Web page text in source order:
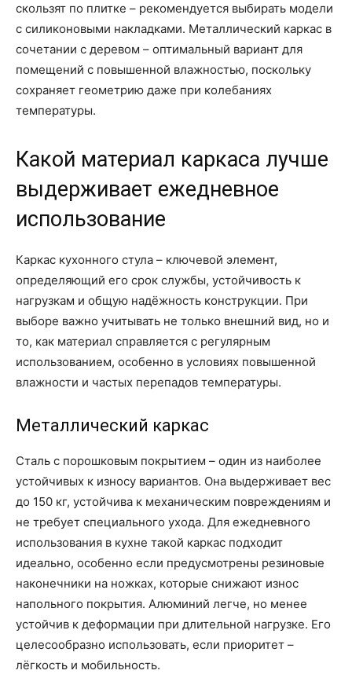
скользят по плитке – рекомендуется выбирать модели
с силиконовыми накладками. Металлический каркас в
сочетании с деревом – оптимальный вариант для
помещений с повышенной влажностью, поскольку
сохраняет геометрию даже при колебаниях
температуры.
Какой материал каркаса лучше
выдерживает ежедневное
использование
Каркас кухонного стула – ключевой элемент,
определяющий его срок службы, устойчивость к
нагрузкам и общую надёжность конструкции. При
выборе важно учитывать не только внешний вид, но и
то, как материал справляется с регулярным
использованием, особенно в условиях повышенной
влажности и частых перепадов температуры.
Металлический каркас
Сталь с порошковым покрытием – один из наиболее
устойчивых к износу вариантов. Она выдерживает вес
до 150 кг, устойчива к механическим повреждениям и
не требует специального ухода. Для ежедневного
использования в кухне такой каркас подходит
идеально, особенно если предусмотрены резиновые
наконечники на ножках, которые снижают износ
напольного покрытия. Алюминий легче, но менее
устойчив к деформации при длительной нагрузке. Его
целесообразно использовать, если приоритет –
лёгкость и мобильность.